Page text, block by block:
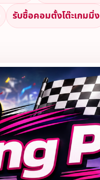
รับซื้อคอมตั้งโต๊ะเกมมิ่ง